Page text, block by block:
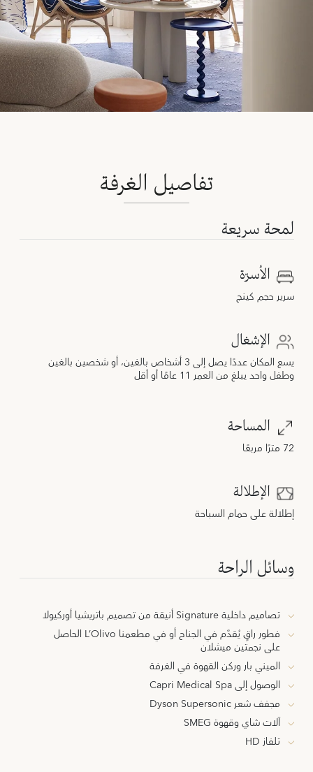
تفاصيل الغرفة
لمحة سريعة
الأسرّة
سرير حجم كينج
الإشغال
يسع المكان عددًا يصل إلى 3 أشخاص بالغين، أو شخصين بالغين
وطفل واحد يبلغ من العمر 11 عامًا أو أقل
المساحة
72 مترًا مربعًا
الإطلالة
إطلالة على حمام السباحة
وسائل الراحة
تصاميم داخلية Signature أنيقة من تصميم باتريشيا أوركيولا
فطور راقٍ يُقدَّم في الجناح أو في مطعمنا L’Olivo الحاصل
على نجمتين ميشلان
الميني بار وركن القهوة في الغرفة
الوصول إلى Capri Medical Spa
مجفف شعر Dyson Supersonic
آلات شاي وقهوة SMEG
تلفاز HD